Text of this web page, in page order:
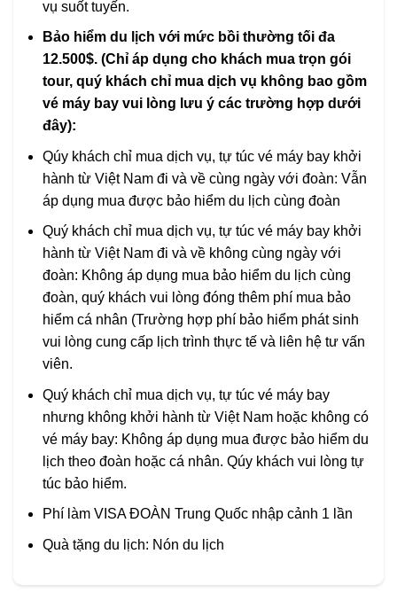
vụ suốt tuyến.
Bảo hiểm du lịch với mức bồi thường tối đa
12.500$. (Chỉ áp dụng cho khách mua trọn gói
tour, quý khách chỉ mua dịch vụ không bao gồm
vé máy bay vui lòng lưu ý các trường hợp dưới
đây):
Qúy khách chỉ mua dịch vụ, tự túc vé máy bay khởi
hành từ Việt Nam đi và về cùng ngày với đoàn: Vẫn
áp dụng mua được bảo hiểm du lịch cùng đoàn
Quý khách chỉ mua dịch vụ, tự túc vé máy bay khởi
hành từ Việt Nam đi và về không cùng ngày với
đoàn: Không áp dụng mua bảo hiểm du lịch cùng
đoàn, quý khách vui lòng đóng thêm phí mua bảo
hiểm cá nhân (Trường hợp phí bảo hiểm phát sinh
vui lòng cung cấp lịch trình thực tế và liên hệ tư vấn
viên.
Quý khách chỉ mua dịch vụ, tự túc vé máy bay
nhưng không khởi hành từ Việt Nam hoặc không có
vé máy bay: Không áp dụng mua được bảo hiểm du
lịch theo đoàn hoặc cá nhân. Qúy khách vui lòng tự
túc bảo hiểm.
Phí làm VISA ĐOÀN Trung Quốc nhập cảnh 1 lần
Quà tặng du lịch: Nón du lịch